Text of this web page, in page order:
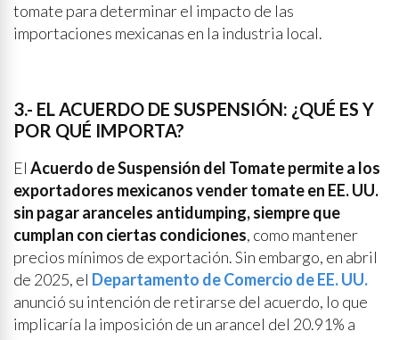
tomate para determinar el impacto de las
importaciones mexicanas en la industria local.
3.- EL ACUERDO DE SUSPENSIÓN: ¿QUÉ ES Y
POR QUÉ IMPORTA?
El Acuerdo de Suspensión del Tomate permite a los
exportadores mexicanos vender tomate en EE. UU.
sin pagar aranceles antidumping, siempre que
cumplan con ciertas condiciones, como mantener
precios mínimos de exportación. Sin embargo, en abril
de 2025, el Departamento de Comercio de EE. UU.
anunció su intención de retirarse del acuerdo, lo que
implicaría la imposición de un arancel del 20.91% a